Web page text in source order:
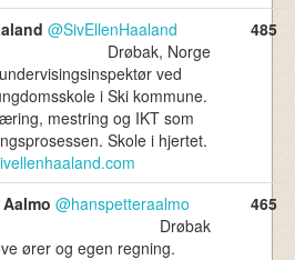
@SivEllenHaaland
Drøbak, Norge
ved
i Ski kommune.
mestring og IKT som
Skole i hjertet.
485
@hanspetteraalmo
Drøbak
ører og egen regning.
465